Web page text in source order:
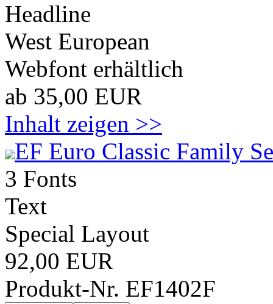
Headline
West European
Webfont erhältlich
ab 35,00 EUR
Inhalt zeigen >>
EF Euro Classic Family
3 Fonts
Text
Special Layout
92,00 EUR
Produkt-Nr. EF1402F